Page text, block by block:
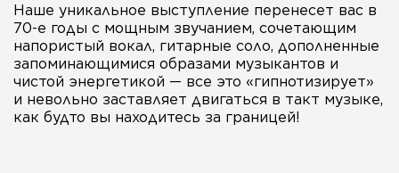
Наше уникальное выступление перенесет вас в
70-е годы с мощным звучанием, сочетающим
напористый вокал, гитарные соло, дополненные
запоминающимися образами музыкантов и
чистой энергетикой — все это «гипнотизирует»
и невольно заставляет двигаться в такт музыке,
как будто вы находитесь за границей!